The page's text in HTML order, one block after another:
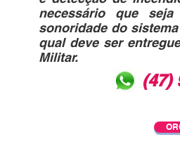
necessário que
sonoridade do
qual deve ser
Militar.
(47)